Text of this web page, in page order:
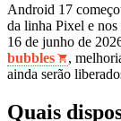
Android 17
da linha Pixel e
16 de junho de
bubbles
,
ainda serão
Quais